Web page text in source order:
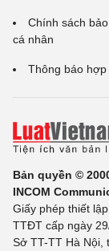
Chính sách
cá nhân
Thông báo hợp
Bản quyền ©
INCOM
Giấy phép thiết
TTĐT cấp ngày
Sở TT-TT Hà Nội,